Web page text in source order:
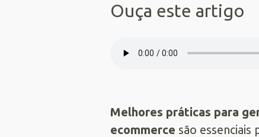
Ouça este artigo
Melhores práticas para
ecommerce são